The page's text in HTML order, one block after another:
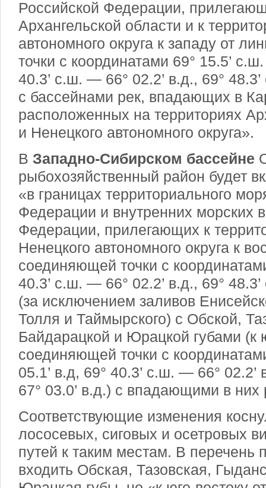
Российской Федерации,
Архангельской области и к
автономного округа к западу от
точки с координатами 69° 15.5’
40.3’ с.ш. — 66° 02.2’ в.д., 69°
с бассейнами рек, впадающих в
расположенных на территориях
и Ненецкого автономного округа».
В Западно-Сибирском бассейне
рыбохозяйственный район будет
«в границах территориального
Федерации и внутренних морских
Федерации, прилегающих к
Ненецкого автономного округа к
соединяющей точки с
40.3’ с.ш. — 66° 02.2’ в.д., 69°
(за исключением заливов
Толля и Таймырского) с Обской,
Байдарацкой и Юрацкой губами (к
соединяющей точки с
05.1’ в.д, 69° 40.3’ с.ш. — 66°
67° 03.0’ в.д.) с впадающими в них
Соответствующие изменения
лососевых, сиговых и осетровых
путей к таким местам. В перечень
входить Обская, Тазовская,